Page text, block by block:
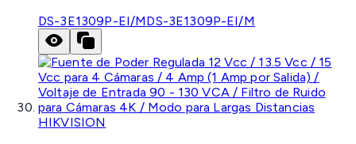
DS-3E1309P-EI/MDS-3E1309P-EI/M
HIKVISION